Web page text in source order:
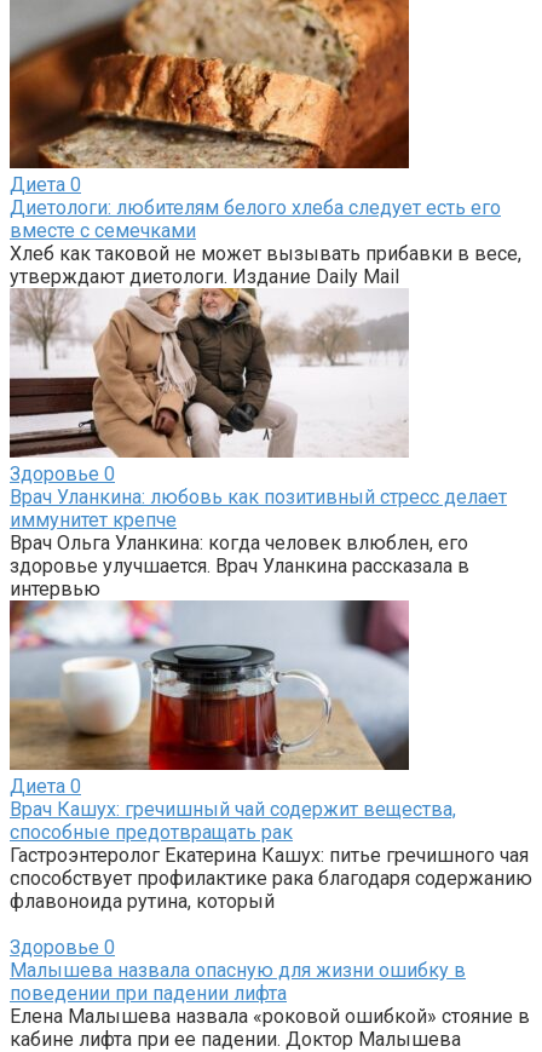
Диета 0
Диетологи: любителям белого хлеба следует есть его
вместе с семечками
Хлеб как таковой не может вызывать прибавки в весе,
утверждают диетологи. Издание Daily Mail
Здоровье 0
Врач Уланкина: любовь как позитивный стресс делает
иммунитет крепче
Врач Ольга Уланкина: когда человек влюблен, его
здоровье улучшается. Врач Уланкина рассказала в
интервью
Диета 0
Врач Кашух: гречишный чай содержит вещества,
способные предотвращать рак
Гастроэнтеролог Екатерина Кашух: питье гречишного чая
способствует профилактике рака благодаря содержанию
флавоноида рутина, который
Здоровье 0
Малышева назвала опасную для жизни ошибку в
поведении при падении лифта
Елена Малышева назвала «роковой ошибкой» стояние в
кабине лифта при ее падении. Доктор Малышева